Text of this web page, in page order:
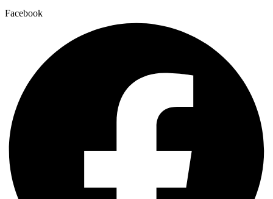
Facebook